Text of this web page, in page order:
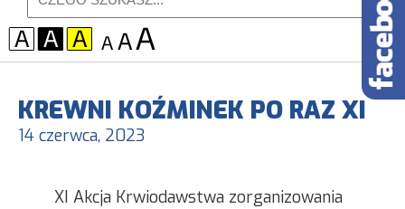
KREWNI KOŹMINEK PO RAZ XI
14 czerwca, 2023
XI Akcja Krwiodawstwa zorganizowania